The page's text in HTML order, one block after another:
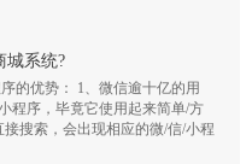
城系统?
的优势： 1、微信逾十亿的用
程序，毕竟它使用起来简单/方
搜索，会出现相应的微/信/小程